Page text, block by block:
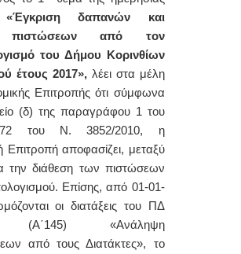
«Έγκριση δαπανών και
πιστώσεων από τον
του Δήμου Κορινθίων
έτους 2017»,λέει στα μέλη
Επιτροπής ότι σύμφωνα
(δ) της παραγράφου 1 του
του Ν. 3852/2010, η
Επιτροπή αποφασίζει, μεταξύ
την διάθεση των πιστώσεων
Επίσης, από 01-01-
οι διατάξεις του ΠΔ
(Α΄145) «Ανάληψη
από τους Διατάκτες», το